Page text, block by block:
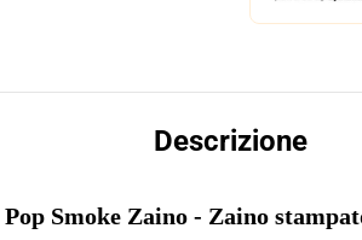
Descrizione
Pop Smoke Zaino - Zaino